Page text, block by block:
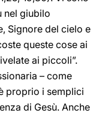
nel giubilo
Signore del cielo e
queste cose ai
ai piccoli”.
– come
proprio i semplici
di Gesù. Anche